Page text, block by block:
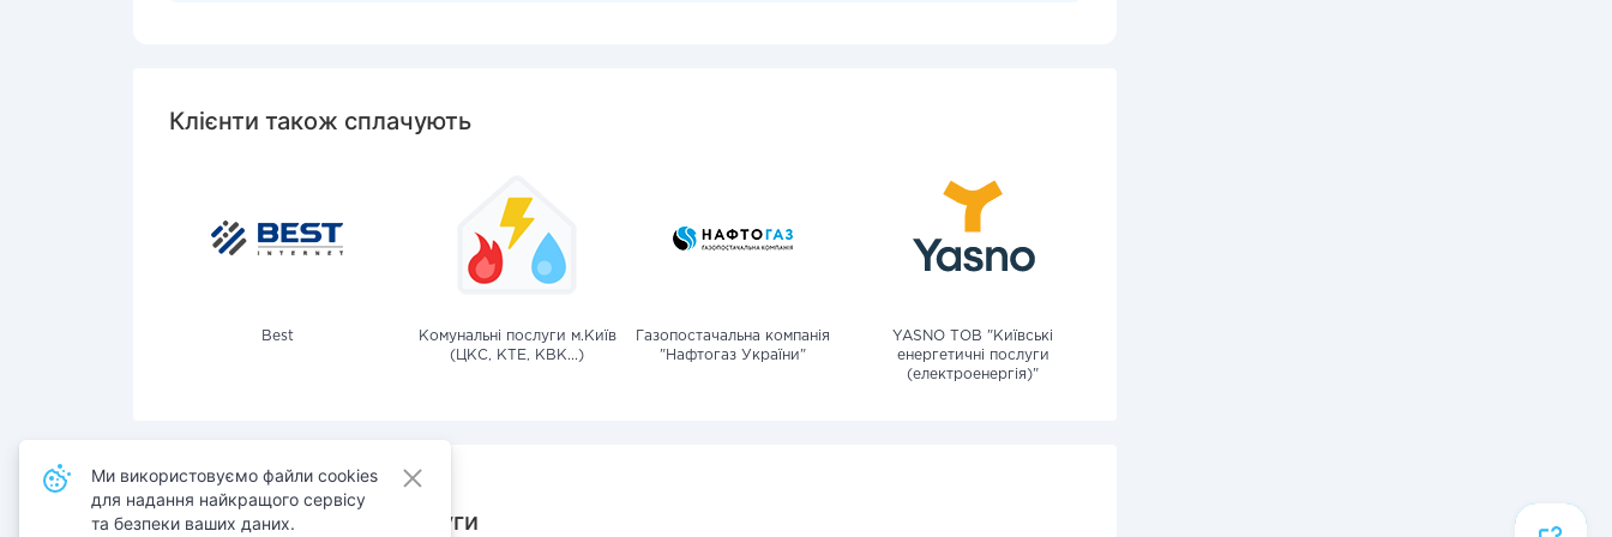
Клієнти також сплачують
Best
Комунальні послуги м.Київ
(ЦКС, КТЕ, КВК...)
Газопостачальна компанія
"Нафтогаз України"
YASNO ТОВ "Київські
енергетичні послуги
(електроенергія)"
Також сплачують послуги
Ми використовуємо файли cookies
для надання найкращого сервісу
та безпеки ваших даних.